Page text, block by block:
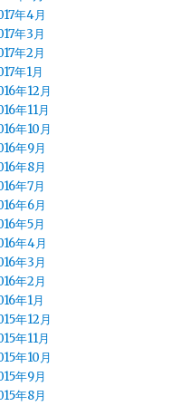
年4月
年3月
年2月
年1月
年12月
年11月
年10月
年9月
年8月
年7月
年6月
年5月
年4月
年3月
年2月
年1月
年12月
年11月
年10月
年9月
年8月